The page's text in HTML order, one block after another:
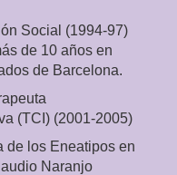
Social (1994-97)
de 10 años en
de Barcelona.
(TCI) (2001-2005)
de los Eneatipos en
Naranjo